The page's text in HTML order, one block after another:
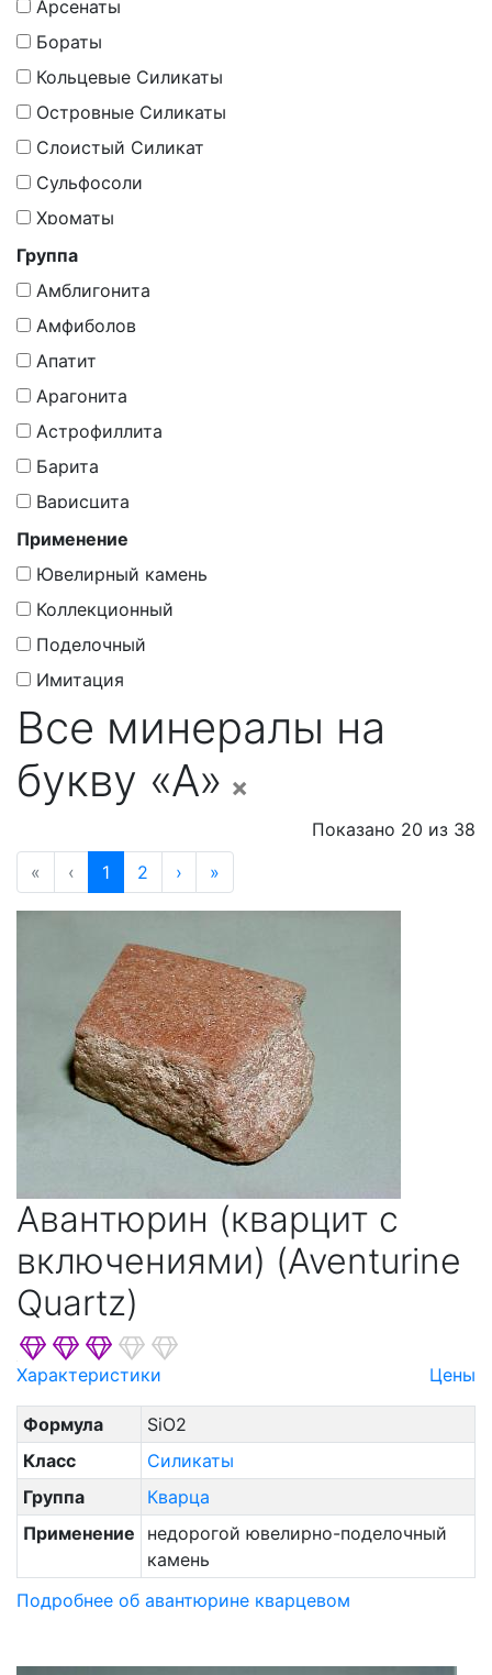
Карбонаты
Минералоиды
Молибдаты
Оксиды
Оксиды И Гидрoоксиды
Органическое Вещество
Органическое Вещество, Минералоиды
Самородные Элементы
Силикаты
Силикаты (По Мнению Других Школ -
Минераллоид)
Арсенаты
Бораты
Кольцевые Силикаты
Островные Силикаты
Слоистый Силикат
Сульфосоли
Хроматы
Группа
Амблигонита
Амфиболов
Апатит
Арагонита
Астрофиллита
Барита
Варисцита
Гадолинит
Гематита
Глинозема
Граната
Гумита
Доломит
Золота
Кальцита
Марказита
Оливина
Пироксенов
Пироксеноидов
Платины
Подгруппа Шпинели
Полевых Шпатов
Садалита И Фельдшпатоидов
Серпентина
Слюд
Содалита И Фельдшпатоидов
Сфалерита
Турмалина
Углерод
Фельдшпатоидов
Фенакита
Халькопирита
Шеелита
Эпидота
Применение
Ювелирный камень
Коллекционный
Поделочный
Имитация
Все минералы на
букву «А» ×
Показано 20 из 38
«
‹ 1 2 › »
Авантюрин (кварцит с
включениями) (Aventurine
Quartz)
Характеристики Цены
Формула
SiO2
Класс
Силикаты
Группа
Кварца
Применение
недорогой ювелирно-поделочный
камень
Подробнее об авантюрине кварцевом